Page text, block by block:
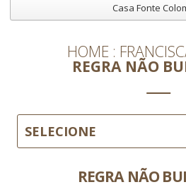
Casa Fonte
HOME
REGRA NÃO
SELECIONE
REGRA NÃO